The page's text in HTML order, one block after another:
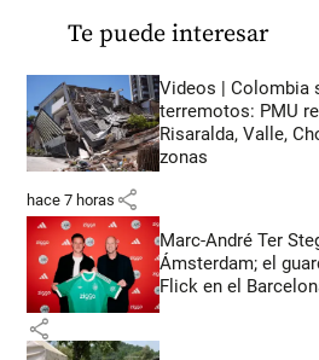
Te puede interesar
Videos | Colombia
terremotos: PMU
Risaralda, Valle,
zonas
hace 7 horas share
Marc-André Ter
Ámsterdam; el
Flick en el
share